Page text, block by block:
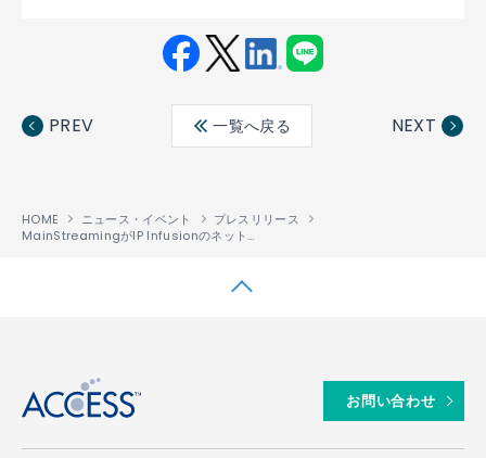
ebo ter
edin
PREV 一覧へ戻る NEXT
HOME ニュース・イベント
プレスリリース
MainStreamingがIP Infusionのネットワーキングソリューションを採用し、大規模ライブストリーミングを強化
お問い合わせ